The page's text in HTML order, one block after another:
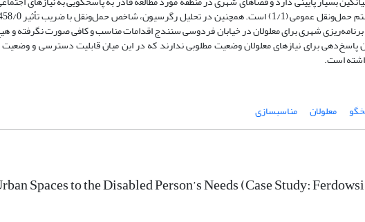
شهری برای معلولان در خیابان فردوسی سنندج اقدامات مناسب و کافی صورت نگرفته و
برای نیازهای معلولان وضعیت مطلوبی ندارند که در این میان قابلیت دسترسی و
است.
معلولان مناسبسازی
Spaces to the Disabled Person’s Needs (Case Study: